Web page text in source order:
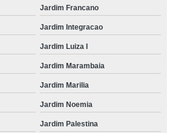
Jardim Francano
Jardim Integracao
Jardim Luiza I
Jardim Marambaia
Jardim Marilia
Jardim Noemia
Jardim Palestina